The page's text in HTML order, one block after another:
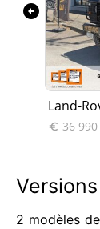
Land-
 36 990
arrow_circle_left
2 modèles